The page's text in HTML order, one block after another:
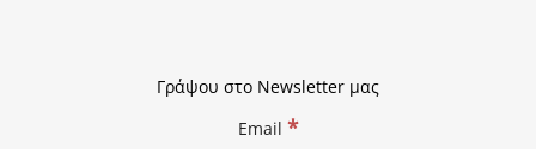
Γράψου στο Newsletter μας
Email *